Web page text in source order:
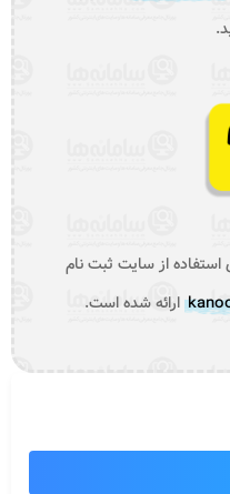
استفاده از سایت ثبت نام
ارائه شده است.